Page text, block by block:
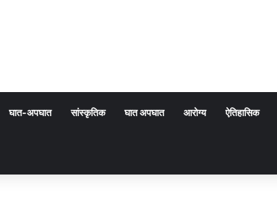
घात-अपघात सांस्कृतिक घात अपघात आरोग्य ऐतिहासिक